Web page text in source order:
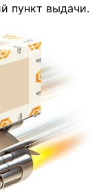
пункт выдачи.